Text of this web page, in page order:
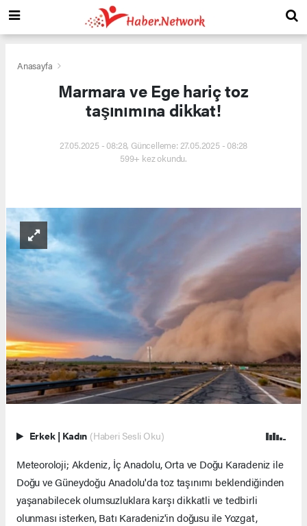
Anasayfa
Marmara ve Ege hariç toz
taşınımına dikkat!
27.05.2025 - 08:28, Güncelleme: 27.05.2025 - 08:28
599+ kez okundu.
Erkek | Kadın (Haberi Sesli Oku)
Meteoroloji; Akdeniz, İç Anadolu, Orta ve Doğu Karadeniz ile
Doğu ve Güneydoğu Anadolu'da toz taşınımı beklendiğinden
yaşanabilecek olumsuzluklara karşı dikkatli ve tedbirli
olunması isterken, Batı Karadeniz'in doğusu ile Yozgat,